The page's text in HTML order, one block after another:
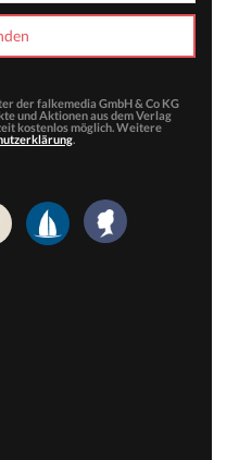
der falkemedia GmbH & Co KG
und Aktionen aus dem Verlag
kostenlos möglich. Weitere
.